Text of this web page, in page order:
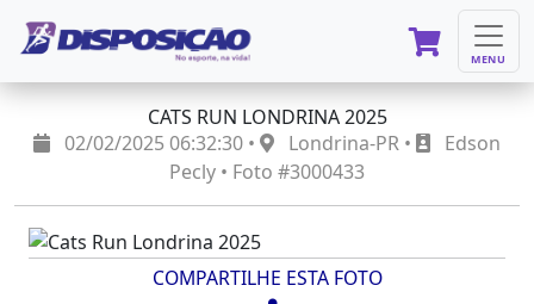
MENU
CATS RUN LONDRINA 2025
02/02/2025 06:32:30 •
Londrina-PR •
Edson
Pecly • Foto #3000433
COMPARTILHE ESTA FOTO